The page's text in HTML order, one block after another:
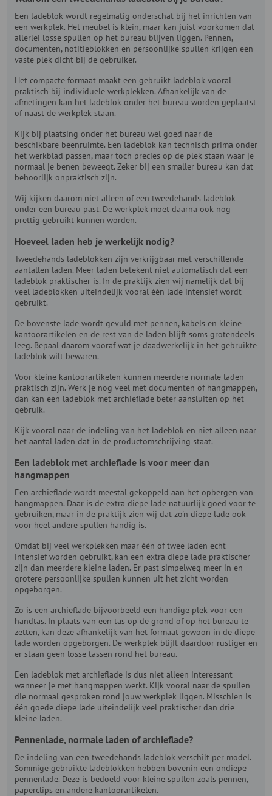
Een ladeblok wordt regelmatig onderschat bij het inrichten van
een werkplek. Het meubel is klein, maar kan juist voorkomen dat
allerlei losse spullen op het bureau blijven liggen. Pennen,
documenten, notitieblokken en persoonlijke spullen krijgen een
vaste plek dicht bij de gebruiker.
Het compacte formaat maakt een gebruikt ladeblok vooral
praktisch bij individuele werkplekken. Afhankelijk van de
afmetingen kan het ladeblok onder het bureau worden geplaatst
of naast de werkplek staan.
Kijk bij plaatsing onder het bureau wel goed naar de
beschikbare beenruimte. Een ladeblok kan technisch prima onder
het werkblad passen, maar toch precies op de plek staan waar je
normaal je benen beweegt. Zeker bij een smaller bureau kan dat
behoorlijk onpraktisch zijn.
Wij kijken daarom niet alleen of een tweedehands ladeblok
onder een bureau past. De werkplek moet daarna ook nog
prettig gebruikt kunnen worden.
Hoeveel laden heb je werkelijk nodig?
Tweedehands ladeblokken zijn verkrijgbaar met verschillende
aantallen laden. Meer laden betekent niet automatisch dat een
ladeblok praktischer is. In de praktijk zien wij namelijk dat bij
veel ladeblokken uiteindelijk vooral één lade intensief wordt
gebruikt.
De bovenste lade wordt gevuld met pennen, kabels en kleine
kantoorartikelen en de rest van de laden blijft soms grotendeels
leeg. Bepaal daarom vooraf wat je daadwerkelijk in het gebruikte
ladeblok wilt bewaren.
Voor kleine kantoorartikelen kunnen meerdere normale laden
praktisch zijn. Werk je nog veel met documenten of hangmappen,
dan kan een ladeblok met archieflade beter aansluiten op het
gebruik.
Kijk vooral naar de indeling van het ladeblok en niet alleen naar
het aantal laden dat in de productomschrijving staat.
Een ladeblok met archieflade is voor meer dan
hangmappen
Een archieflade wordt meestal gekoppeld aan het opbergen van
hangmappen. Daar is de extra diepe lade natuurlijk goed voor te
gebruiken, maar in de praktijk zien wij dat zo'n diepe lade ook
voor heel andere spullen handig is.
Omdat bij veel werkplekken maar één of twee laden echt
intensief worden gebruikt, kan een extra diepe lade praktischer
zijn dan meerdere kleine laden. Er past simpelweg meer in en
grotere persoonlijke spullen kunnen uit het zicht worden
opgeborgen.
Zo is een archieflade bijvoorbeeld een handige plek voor een
handtas. In plaats van een tas op de grond of op het bureau te
zetten, kan deze afhankelijk van het formaat gewoon in de diepe
lade worden opgeborgen. De werkplek blijft daardoor rustiger en
er staan geen losse tassen rond het bureau.
Een ladeblok met archieflade is dus niet alleen interessant
wanneer je met hangmappen werkt. Kijk vooral naar de spullen
die normaal gesproken rond jouw werkplek liggen. Misschien is
één goede diepe lade uiteindelijk veel praktischer dan drie
kleine laden.
Pennenlade, normale laden of archieflade?
De indeling van een tweedehands ladeblok verschilt per model.
Sommige gebruikte ladeblokken hebben bovenin een ondiepe
pennenlade. Deze is bedoeld voor kleine spullen zoals pennen,
paperclips en andere kantoorartikelen.